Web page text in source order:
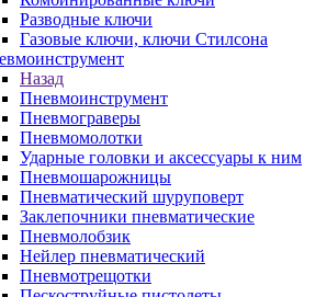
Разводные ключи
Газовые ключи, ключи Стилсона
Назад
Пневмоинструмент
Пневмограверы
Пневмомолотки
Ударные головки и аксессуары к ним
Пневмошарожницы
Пневматический шуруповерт
Заклепочники пневматические
Пневмолобзик
Нейлер пневматический
Пневмотрещотки